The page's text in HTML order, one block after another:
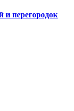
и перегородок